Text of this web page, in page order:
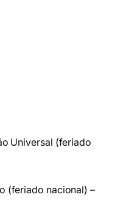
Universal (feriado
(feriado nacional) –